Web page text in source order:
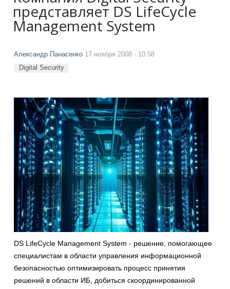
представляет DS LifeCycle
Management System
Александр Панасенко 17 ноября 2008 - 10:58
Digital Security
DS LifeCycle Management System - решение, помогающее
специалистам в области управления информационной
безопасностью оптимизировать процесс принятия
решений в области ИБ, добиться скоординированной